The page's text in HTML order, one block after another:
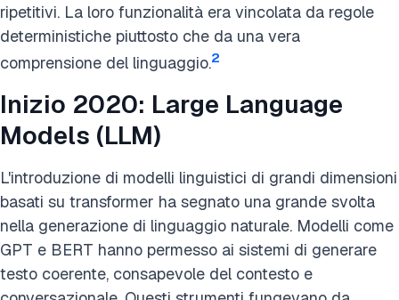
ripetitivi. La loro funzionalità era vincolata da regole
deterministiche piuttosto che da una vera
comprensione del linguaggio.2
Inizio 2020: Large Language
Models (LLM)
L'introduzione di modelli linguistici di grandi dimensioni
basati su transformer ha segnato una grande svolta
nella generazione di linguaggio naturale. Modelli come
GPT e BERT hanno permesso ai sistemi di generare
testo coerente, consapevole del contesto e